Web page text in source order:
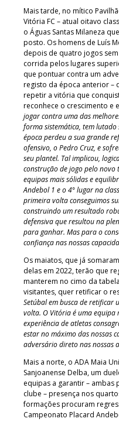
Mais tarde, no mítico
Vitória FC – atual oitavo
o Águas Santas Milaneza
posto. Os homens de Luís
depois de quatro jogos
corrida pelos lugares
que pontuar contra um
registo da época anterior –
repetir a vitória que
reconhece o crescimento e
jogar contra uma das
forma sistemática, tem
época perdeu a sua grande
ofensivo, o Pedro Cruz, e
seu plantel. Tal implicou,
construção de jogo pelo novo
equipas mais sólidas e
Andebol 1 e o 4° lugar na
primeira volta conseguimos
construindo um resultado
defensiva que resultou na
para ganhar. Mas para o
confiança nas nossas
Os maiatos, que já
delas em 2022, terão que
manterem no cimo da
visitantes, quer retificar o
Setúbal em busca de
volta. O Vitória é uma
experiência de atletas
estar no máximo das nossas
adversário direto nas nossas
Mais a norte, o ADA Maia
Sanjoanense Delba, um
equipas a garantir – ambas
clube – presença nos
formações procuram
Campeonato Placard